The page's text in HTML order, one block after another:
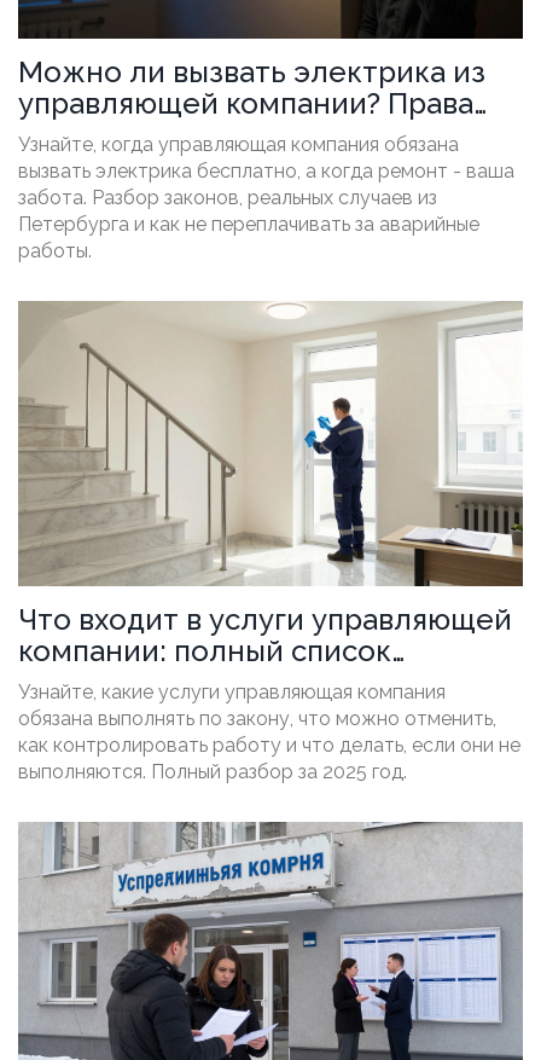
Можно ли вызвать электрика из
управляющей компании? Права
жильцов и реальные
возможности
Узнайте, когда управляющая компания обязана
вызвать электрика бесплатно, а когда ремонт - ваша
забота. Разбор законов, реальных случаев из
Петербурга и как не переплачивать за аварийные
работы.
Что входит в услуги управляющей
компании: полный список
обязательных и дополнительных
работ
Узнайте, какие услуги управляющая компания
обязана выполнять по закону, что можно отменить,
как контролировать работу и что делать, если они не
выполняются. Полный разбор за 2025 год.